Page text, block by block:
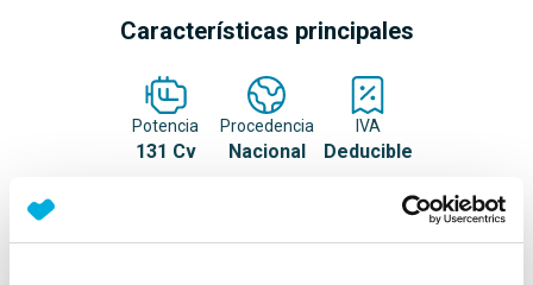
Características principales
Potencia
131 Cv
Procedencia
Nacional
IVA
Deducible
Nº Asientos Matriculación Tracción